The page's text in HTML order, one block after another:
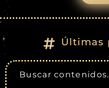
Últimas